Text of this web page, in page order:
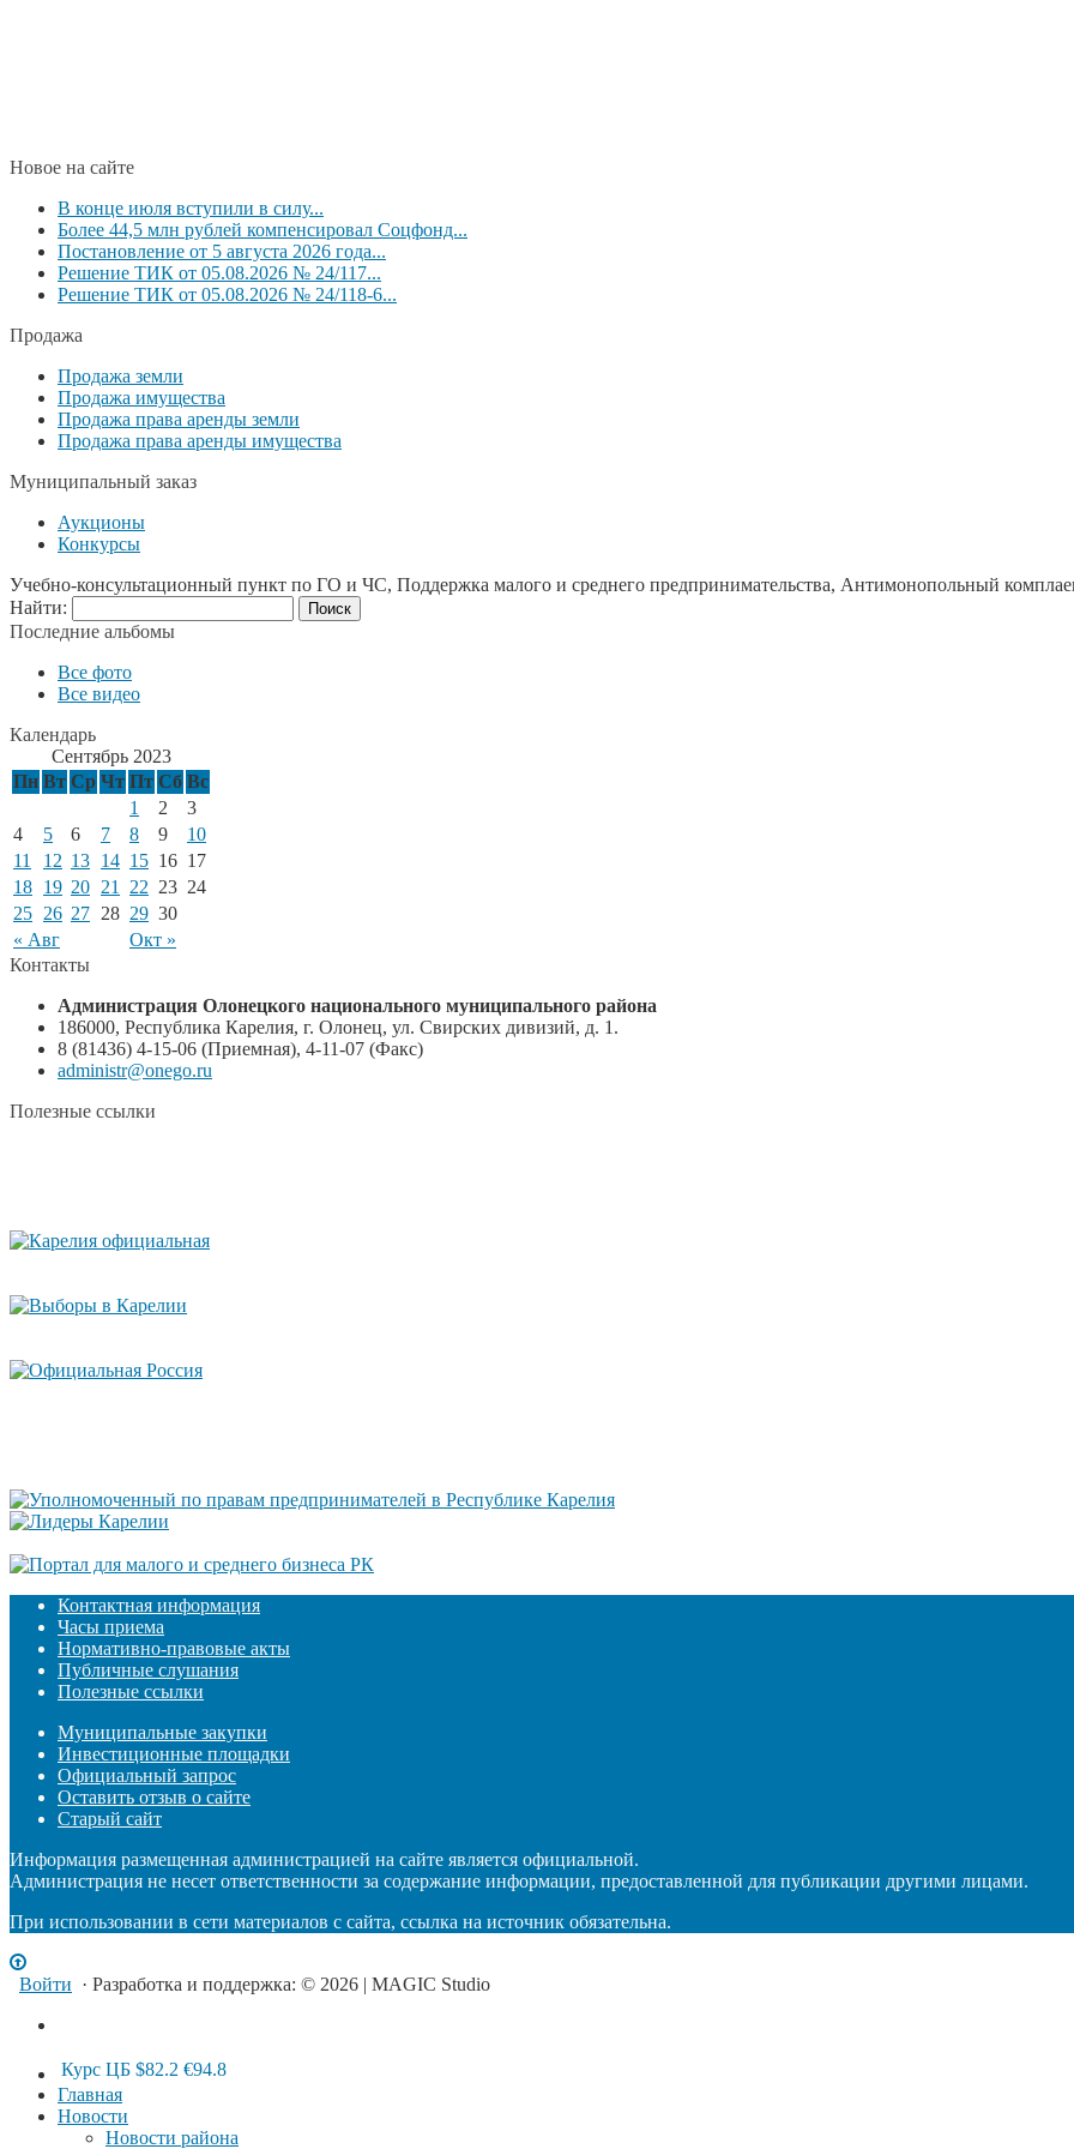
Новое на сайте
В конце июля вступили в силу...
Более 44,5 млн рублей компенсировал Соцфонд...
Постановление от 5 августа 2026 года...
Решение ТИК от 05.08.2026 № 24/117...
Решение ТИК от 05.08.2026 № 24/118-6...
Продажа
Продажа земли
Продажа имущества
Продажа права аренды земли
Продажа права аренды имущества
Муниципальный заказ
Аукционы
Конкурсы
Учебно-консультационный пункт по ГО и ЧС, Поддержка малого и среднего предпринимательства, Антимонопольный
Найти:
Последние альбомы
Все фото
Все видео
Календарь
Сентябрь 2023
Пн Вт Ср Чт Пт Сб Вс
« Авг Окт »
1 2
3
4
5 6 7 8 9
10
11
12 13 14 15 16 17
18 19 20 21 22 23 24
25 26 27 28 29 30
Контакты
Администрация Олонецкого национального муниципального района
186000, Республика Карелия, г. Олонец, ул. Свирских дивизий, д. 1.
8 (81436) 4-15-06 (Приемная), 4-11-07 (Факс)
administr@onego.ru
Полезные ссылки
Контактная информация
Часы приема
Нормативно-правовые акты
Публичные слушания
Полезные ссылки
Муниципальные закупки
Инвестиционные площадки
Официальный запрос
Оставить отзыв о сайте
Старый сайт
Информация размещенная администрацией на сайте является официальной.
Администрация не несет ответственности за содержание информации, предоставленной для публикации другими лицами.
При использовании в сети материалов с сайта, ссылка на источник обязательна.
Войти · Разработка и поддержка: © 2026 | MAGIC Studio
Курс ЦБ $82.2 €94.8
Главная
Новости
Новости района